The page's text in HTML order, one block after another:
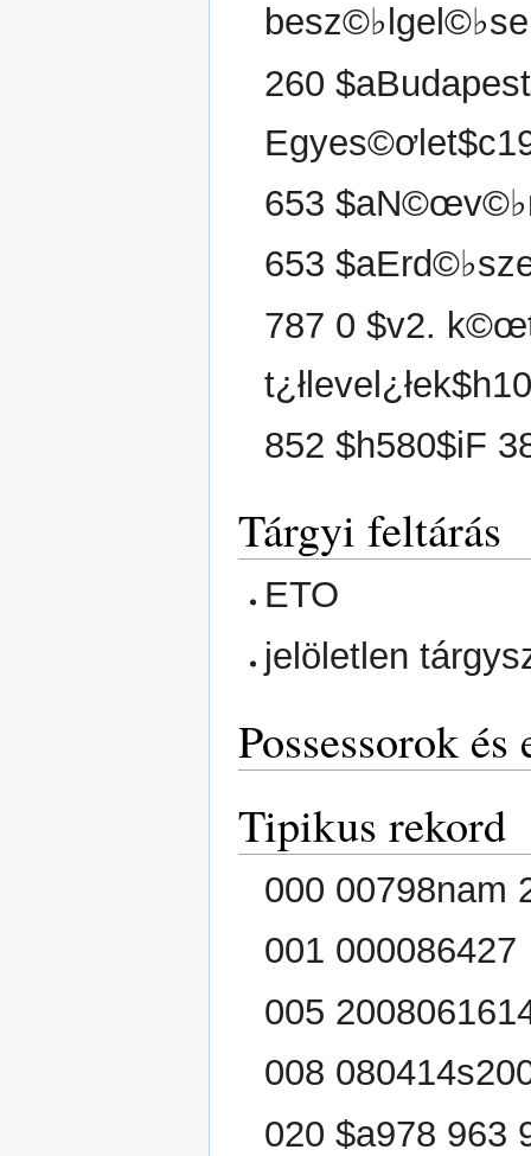
260
653
653
787 0 $v2.
852 $h580$iF
Tárgyi feltárás
ETO
jelöletlen
Possessorok
Tipikus rekord
000 00798nam
001 000086427
005
008
020 $a978 963